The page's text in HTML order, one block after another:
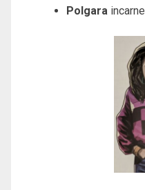
Polgara incarne